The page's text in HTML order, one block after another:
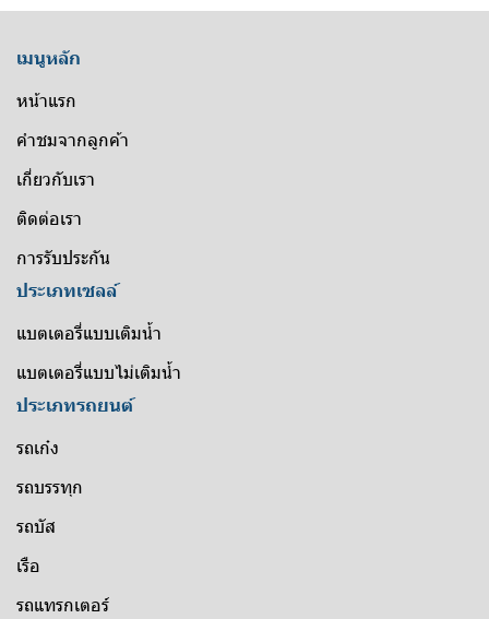
เมนูหลัก
หน้าแรก
คำชมจากลูกค้า
เกี่ยวกับเรา
ติดต่อเรา
การรับประกัน
ประเภทเซลล์
แบตเตอรี่แบบเติมน้ำ
แบตเตอรี่แบบไม่เติมน้ำ
ประเภทรถยนต์
รถเก๋ง
รถบรรทุก
รถบัส
เรือ
รถแทรกเตอร์